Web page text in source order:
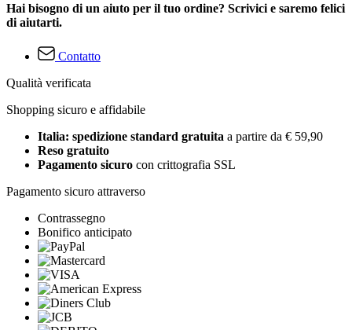
Hai bisogno di un aiuto per il tuo ordine? Scrivici e saremo felici
di aiutarti.
Contatto
Qualità verificata
Shopping sicuro e affidabile
Italia: spedizione standard gratuita a partire da € 59,90
Reso gratuito
Pagamento sicuro con crittografia SSL
Pagamento sicuro attraverso
Contrassegno
Bonifico anticipato